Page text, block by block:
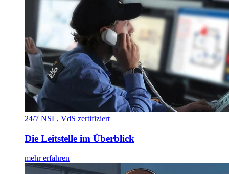
24/7 NSL, VdS zertifiziert
Die Leitstelle im Überblick
mehr erfahren